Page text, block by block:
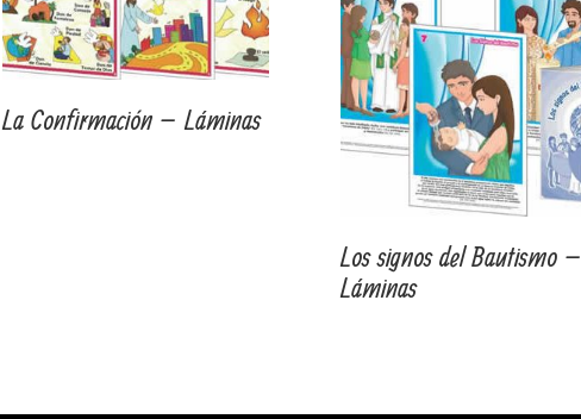
La Confirmación – Láminas
Los signos del Bautismo –
Láminas